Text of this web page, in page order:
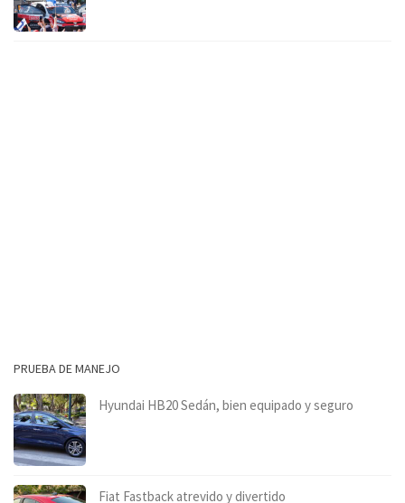
PRUEBA DE MANEJO
Hyundai HB20 Sedán, bien equipado y seguro
Fiat Fastback atrevido y divertido